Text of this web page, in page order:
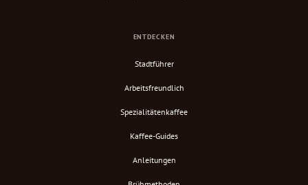
ENTDECKEN
Stadtführer
Arbeitsfreundlich
Spezialitätenkaffee
Kaffee-Guides
Anleitungen